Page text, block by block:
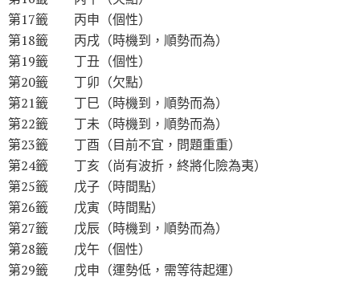
第17籤 丙申（個性）
第18籤 丙戌（時機到，順勢而為）
第19籤 丁丑（個性）
第20籤 丁卯（欠點）
第21籤 丁巳（時機到，順勢而為）
第22籤 丁未（時機到，順勢而為）
第23籤 丁酉（目前不宜，問題重重）
第24籤 丁亥（尚有波折，終將化險為夷）
第25籤 戊子（時間點）
第26籤 戊寅（時間點）
第27籤 戊辰（時機到，順勢而為）
第28籤 戊午（個性）
第29籤 戊申（運勢低，需等待起運）